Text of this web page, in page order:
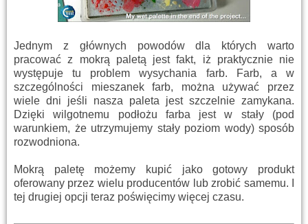
Jednym z głównych powodów dla których warto
pracować z mokrą paletą jest fakt, iż praktycznie nie
występuje tu problem wysychania farb. Farb, a w
szczególności mieszanek farb, można używać przez
wiele dni jeśli nasza paleta jest szczelnie zamykana.
Dzięki wilgotnemu podłożu farba jest w stały (pod
warunkiem, że utrzymujemy stały poziom wody) sposób
rozwodniona.
Mokrą paletę możemy kupić jako gotowy produkt
oferowany przez wielu producentów lub zrobić samemu. I
tej drugiej opcji teraz poświęcimy więcej czasu.